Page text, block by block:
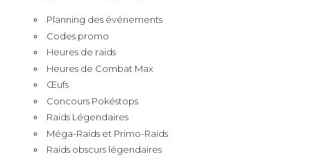
Planning des événements
Codes promo
Heures de raids
Heures de Combat Max
Œufs
Concours Pokéstops
Raids Légendaires
Méga-Raids et Primo-Raids
Raids obscurs légendaires